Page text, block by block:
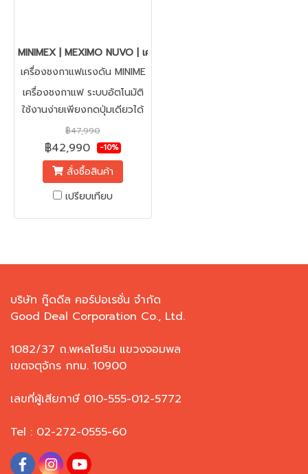
MINIMEX | MEXIMO NUVO | เครื่องชงกาแฟเอสเปรสโซอัตโนมัติ
เครื่องชงกาแฟแรงดัน MINIME
X MEXIMO NUVO
เครื่องชงกาแฟ ระบบอัตโนมัติ
ใช้งานง่ายเพียงกดปุ่มเดียวได้
กาแฟทันใจ
฿47,990
฿42,990 -10%
สั่งซื้อสินค้า
เปรียบเทียบ
บริษัท กู๊ดดีล คอร์ปอเรชั่น จำกัด
Good Deal Corporation Co., Ltd.
1082/37 ถ.พหลโยธิน แขวงจอมพล
เขตจตุจักร กทม. 10900
เลขที่ผู้เสียภาษี 010-555-012-5772
Tel : 02-272-0555-60